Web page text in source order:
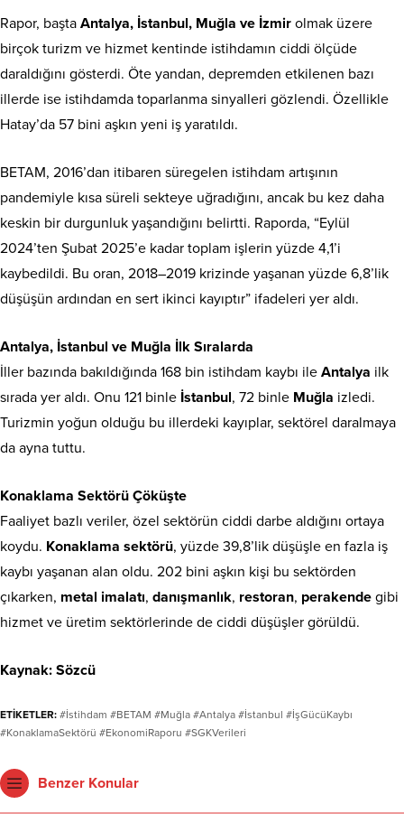
Rapor, başta Antalya, İstanbul, Muğla ve İzmir olmak üzere
birçok turizm ve hizmet kentinde istihdamın ciddi ölçüde
daraldığını gösterdi. Öte yandan, depremden etkilenen bazı
illerde ise istihdamda toparlanma sinyalleri gözlendi. Özellikle
Hatay’da 57 bini aşkın yeni iş yaratıldı.
BETAM, 2016’dan itibaren süregelen istihdam artışının
pandemiyle kısa süreli sekteye uğradığını, ancak bu kez daha
keskin bir durgunluk yaşandığını belirtti. Raporda, “Eylül
2024’ten Şubat 2025’e kadar toplam işlerin yüzde 4,1’i
kaybedildi. Bu oran, 2018–2019 krizinde yaşanan yüzde 6,8’lik
düşüşün ardından en sert ikinci kayıptır” ifadeleri yer aldı.
Antalya, İstanbul ve Muğla İlk Sıralarda
İller bazında bakıldığında 168 bin istihdam kaybı ile Antalya ilk
sırada yer aldı. Onu 121 binle İstanbul, 72 binle Muğla izledi.
Turizmin yoğun olduğu bu illerdeki kayıplar, sektörel daralmaya
da ayna tuttu.
Konaklama Sektörü Çöküşte
Faaliyet bazlı veriler, özel sektörün ciddi darbe aldığını ortaya
koydu. Konaklama sektörü, yüzde 39,8’lik düşüşle en fazla iş
kaybı yaşanan alan oldu. 202 bini aşkın kişi bu sektörden
çıkarken, metal imalatı, danışmanlık, restoran, perakende gibi
hizmet ve üretim sektörlerinde de ciddi düşüşler görüldü.
Kaynak: Sözcü
ETİKETLER: #İstihdam #BETAM #Muğla #Antalya #İstanbul #İşGücüKaybı
#KonaklamaSektörü #EkonomiRaporu #SGKVerileri
Benzer Konular